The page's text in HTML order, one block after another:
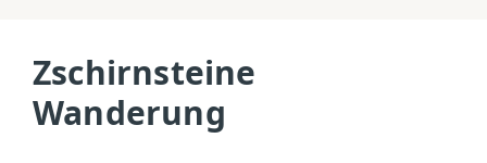
Zschirnsteine
Wanderung